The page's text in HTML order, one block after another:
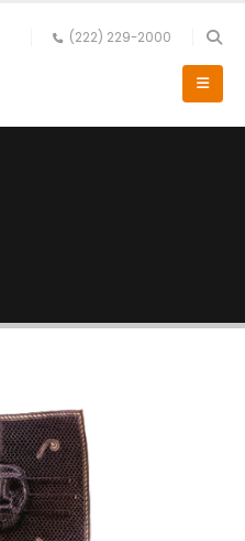
(222) 229-2000